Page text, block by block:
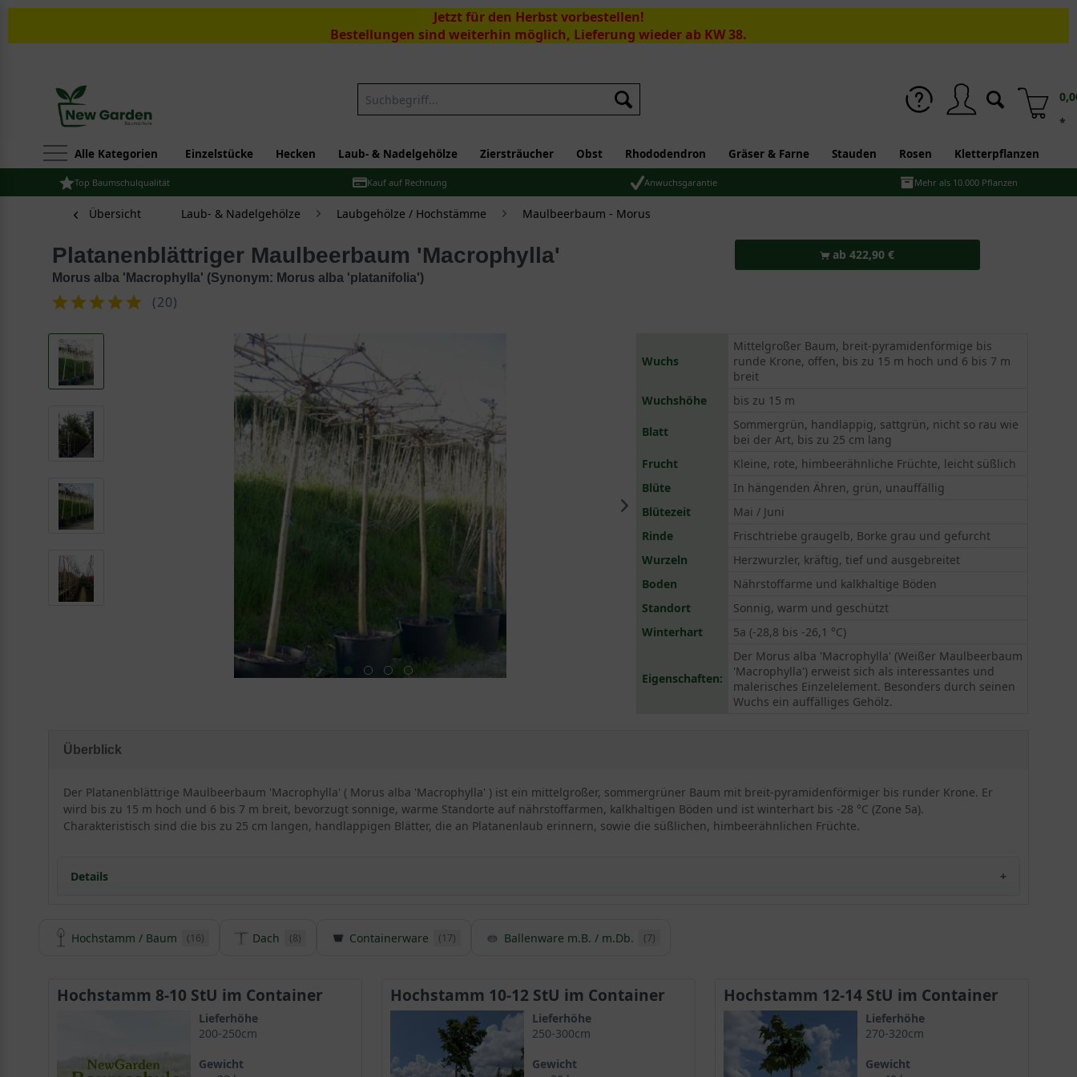
Jetzt für den Herbst vorbestellen!
Bestellungen sind weiterhin möglich, Lieferung wieder ab KW 38.
Suchen
*
Alle Kategorien Einzelstücke Hecken Laub- & Nadelgehölze Ziersträucher Obst Rhododendron Gräser & Farne Stauden Rosen Kletterpflanzen
Top Baumschulqualität Kauf auf Rechnung Anwuchsgarantie Mehr als 10.000 Pflanzen
Übersicht Laub- & Nadelgehölze Laubgehölze / Hochstämme Maulbeerbaum - Morus
Platanenblättriger Maulbeerbaum 'Macrophylla'
Morus alba 'Macrophylla' (Synonym: Morus alba 'platanifolia')
(20)
ab 422,90 €
Wuchs
Mittelgroßer Baum, breit-pyramidenförmige bis
runde Krone, offen, bis zu 15 m hoch und 6 bis 7 m
breit
Wuchshöhe
bis zu 15 m
Blatt
Sommergrün, handlappig, sattgrün, nicht so rau wie
bei der Art, bis zu 25 cm lang
Frucht
Kleine, rote, himbeerähnliche Früchte, leicht süßlich
Blüte
In hängenden Ähren, grün, unauffällig
Blütezeit
Mai / Juni
Rinde
Frischtriebe graugelb, Borke grau und gefurcht
Wurzeln
Herzwurzler, kräftig, tief und ausgebreitet
Boden
Nährstoffarme und kalkhaltige Böden
Standort
Sonnig, warm und geschützt
Winterhart
5a (-28,8 bis -26,1 °C)
Eigenschaften:
Der Morus alba 'Macrophylla' (Weißer Maulbeerbaum
'Macrophylla') erweist sich als interessantes und
malerisches Einzelelement. Besonders durch seinen
Wuchs ein auffälliges Gehölz.
Überblick
Der Platanenblättrige Maulbeerbaum 'Macrophylla' ( Morus alba 'Macrophylla' ) ist ein mittelgroßer, sommergrüner Baum mit breit-pyramidenförmiger bis runder Krone. Er
wird bis zu 15 m hoch und 6 bis 7 m breit, bevorzugt sonnige, warme Standorte auf nährstoffarmen, kalkhaltigen Böden und ist winterhart bis -28 °C (Zone 5a).
Charakteristisch sind die bis zu 25 cm langen, handlappigen Blätter, die an Platanenlaub erinnern, sowie die süßlichen, himbeerähnlichen Früchte.
Details
Diese Züchtung wird auch Platanenblättriger Maulbeerbaum genannt
Der Stamm des Maulbeerbaums trägt eine tief gefurchte Rinde
Grünes Blattwerk des Maulbeerbaums 'Macrophylla' erinnert an das Laub der Platane
Wunderschöne Herbstfärbung in Gelb und Orange
Dezente Blüten des Morus alba 'Macrophylla' hängen als Ähren von der Krone herab
Süßliche Frucht erinnert an Brombeeren
Hochstamm / Baum (16) Dach (8) Containerware (17) Ballenware m.B. / m.Db. (7)
Hochstamm 8-10 StU im Container
Lieferhöhe
200-250cm
Gewicht
Hochstamm 10-12 StU im Container
Lieferhöhe
250-300cm
Gewicht
Hochstamm 12-14 StU im Container
Lieferhöhe
270-320cm
Gewicht